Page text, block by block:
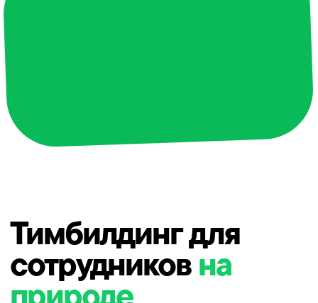
Рассчитать стоимость тимбилдинга
природе